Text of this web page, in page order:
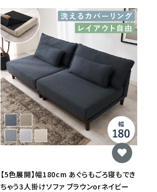
【5色展開】幅180cm あぐらもごろ寝もでき
ちゃう3人掛けソファ ブラウンorネイビー